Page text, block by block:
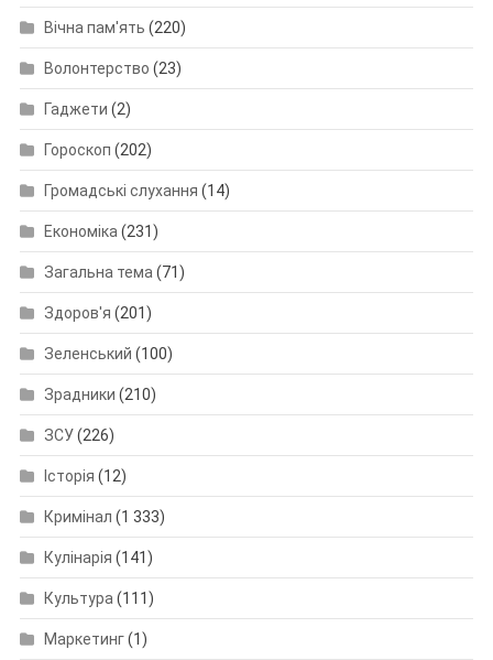
Вічна пам'ять (220)
Волонтерство (23)
Гаджети (2)
Гороскоп (202)
Громадські слухання (14)
Економіка (231)
Загальна тема (71)
Здоров'я (201)
Зеленський (100)
Зрадники (210)
ЗСУ(226)
Історія (12)
Кримінал (1 333)
Кулінарія (141)
Культура (111)
Маркетинг(1)